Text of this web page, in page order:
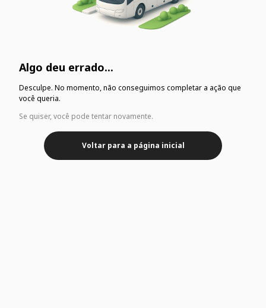
Algo deu errado...
Desculpe. No momento, não conseguimos completar a ação que
você queria.
Se quiser, você pode tentar novamente.
Voltar para a página inicial